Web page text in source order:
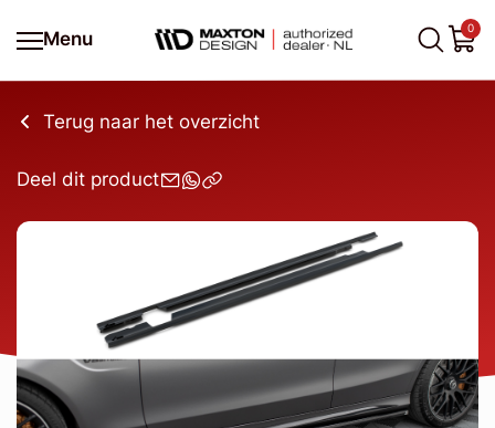
Menu
0
Terug naar het overzicht
Deel dit product